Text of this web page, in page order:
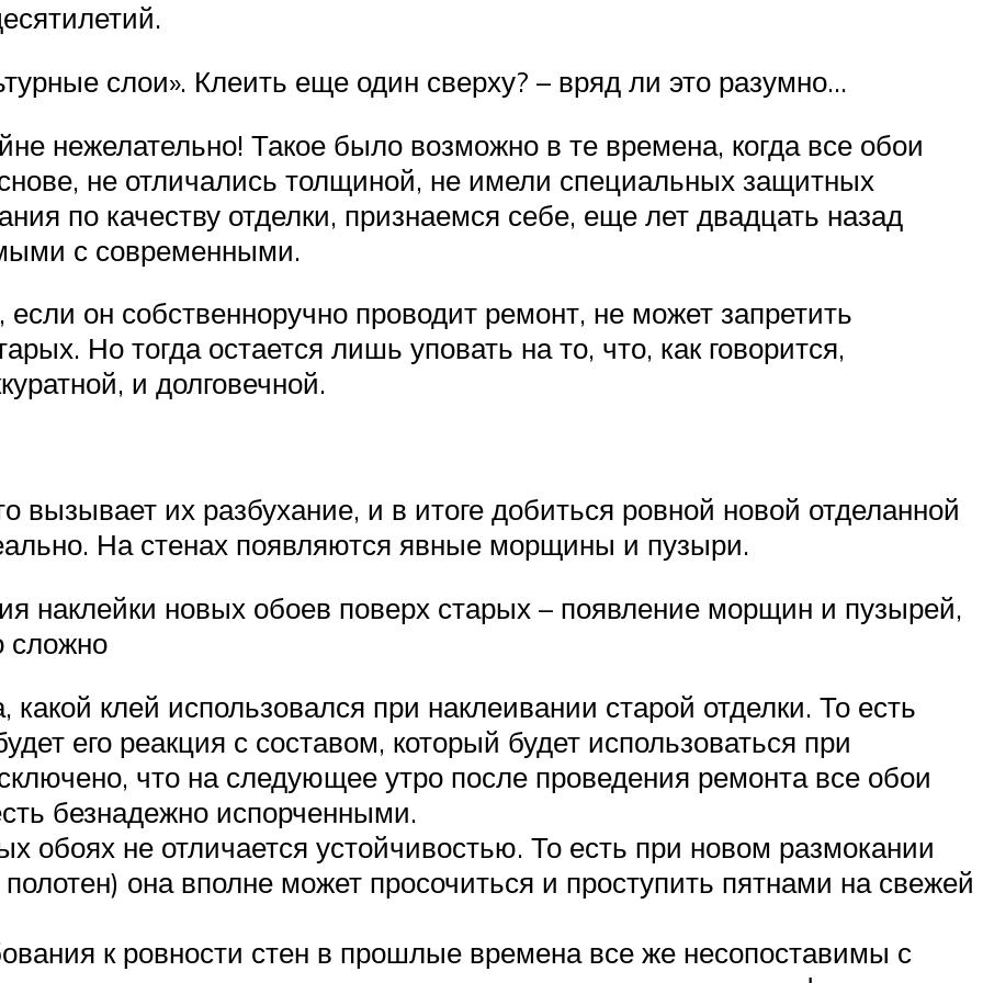
слои». Клеить еще один сверху? – вряд ли это разумно…
нежелательно! Такое было возможно в те времена, когда все обои
не отличались толщиной, не имели специальных защитных
по качеству отделки, признаемся себе, еще лет двадцать назад
с современными.
он собственноручно проводит ремонт, не может запретить
Но тогда остается лишь уповать на то, что, как говорится,
и долговечной.
вызывает их разбухание, и в итоге добиться ровной новой отделанной
На стенах появляются явные морщины и пузыри.
наклейки новых обоев поверх старых – появление морщин и пузырей,
сложно
клей использовался при наклеивании старой отделки. То есть
его реакция с составом, который будет использоваться при
что на следующее утро после проведения ремонта все обои
безнадежно испорченными.
обоях не отличается устойчивостью. То есть при новом размокании
она вполне может просочиться и проступить пятнами на свежей
к ровности стен в прошлые времена все же несопоставимы с